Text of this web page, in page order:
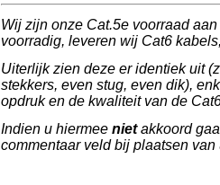
Wij zijn onze Cat.5e voorraad
voorradig, leveren wij Cat6
Uiterlijk zien deze er identiek uit
stekkers, even stug, even dik),
opdruk en de kwaliteit van de
Indien u hiermee nietakkoord
commentaar veld bij plaatsen